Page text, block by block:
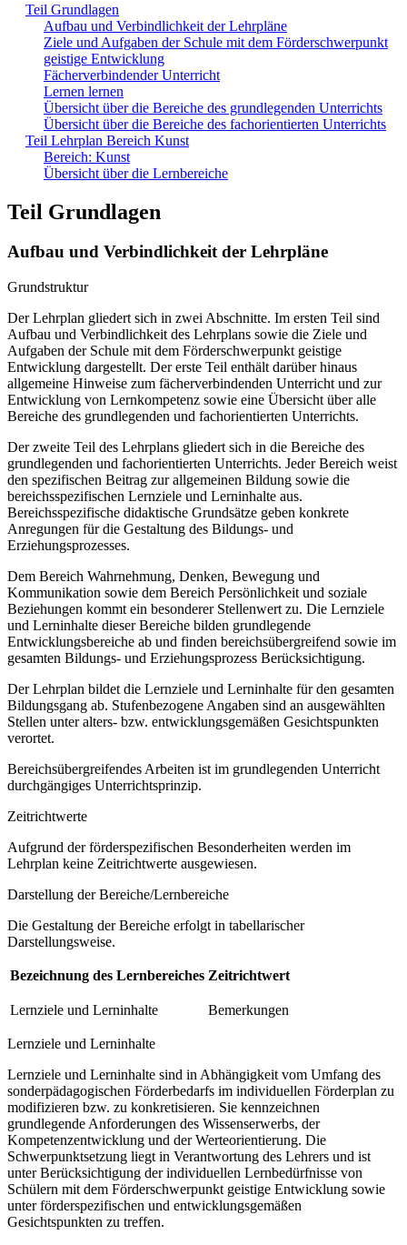
Teil Grundlagen
Aufbau und Verbindlichkeit der Lehrpläne
Ziele und Aufgaben der Schule mit dem Förderschwerpunkt
geistige Entwicklung
Fächerverbindender Unterricht
Lernen lernen
Übersicht über die Bereiche des grundlegenden Unterrichts
Übersicht über die Bereiche des fachorientierten Unterrichts
Teil Lehrplan Bereich Kunst
Bereich: Kunst
Übersicht über die Lernbereiche
Teil Grundlagen
Aufbau und Verbindlichkeit der Lehrpläne
Grundstruktur
Der Lehrplan gliedert sich in zwei Abschnitte. Im ersten Teil sind
Aufbau und Verbindlichkeit des Lehrplans sowie die Ziele und
Aufgaben der Schule mit dem Förderschwerpunkt geistige
Entwicklung dargestellt. Der erste Teil enthält darüber hinaus
allgemeine Hinweise zum fächerverbindenden Unterricht und zur
Entwicklung von Lernkompetenz sowie eine Übersicht über alle
Bereiche des grundlegenden und fachorientierten Unterrichts.
Der zweite Teil des Lehrplans gliedert sich in die Bereiche des
grundlegenden und fachorientierten Unterrichts. Jeder Bereich weist
den spezifischen Beitrag zur allgemeinen Bildung sowie die
bereichsspezifischen Lernziele und Lerninhalte aus.
Bereichsspezifische didaktische Grundsätze geben konkrete
Anregungen für die Gestaltung des Bildungs- und
Erziehungsprozesses.
Dem Bereich Wahrnehmung, Denken, Bewegung und
Kommunikation sowie dem Bereich Persönlichkeit und soziale
Beziehungen kommt ein besonderer Stellenwert zu. Die Lernziele
und Lerninhalte dieser Bereiche bilden grundlegende
Entwicklungsbereiche ab und finden bereichsübergreifend sowie im
gesamten Bildungs- und Erziehungsprozess Berücksichtigung.
Der Lehrplan bildet die Lernziele und Lerninhalte für den gesamten
Bildungsgang ab. Stufenbezogene Angaben sind an ausgewählten
Stellen unter alters- bzw. entwicklungsgemäßen Gesichtspunkten
verortet.
Bereichsübergreifendes Arbeiten ist im grundlegenden Unterricht
durchgängiges Unterrichtsprinzip.
Zeitrichtwerte
Aufgrund der förderspezifischen Besonderheiten werden im
Lehrplan keine Zeitrichtwerte ausgewiesen.
Darstellung der Bereiche/Lernbereiche
Die Gestaltung der Bereiche erfolgt in tabellarischer
Darstellungsweise.
Bezeichnung des Lernbereiches Zeitrichtwert
Lernziele und Lerninhalte Bemerkungen
Lernziele und Lerninhalte
Lernziele und Lerninhalte sind in Abhängigkeit vom Umfang des
sonderpädagogischen Förderbedarfs im individuellen Förderplan zu
modifizieren bzw. zu konkretisieren. Sie kennzeichnen
grundlegende Anforderungen des Wissenserwerbs, der
Kompetenzentwicklung und der Werteorientierung. Die
Schwerpunktsetzung liegt in Verantwortung des Lehrers und ist
unter Berücksichtigung der individuellen Lernbedürfnisse von
Schülern mit dem Förderschwerpunkt geistige Entwicklung sowie
unter förderspezifischen und entwicklungsgemäßen
Gesichtspunkten zu treffen.